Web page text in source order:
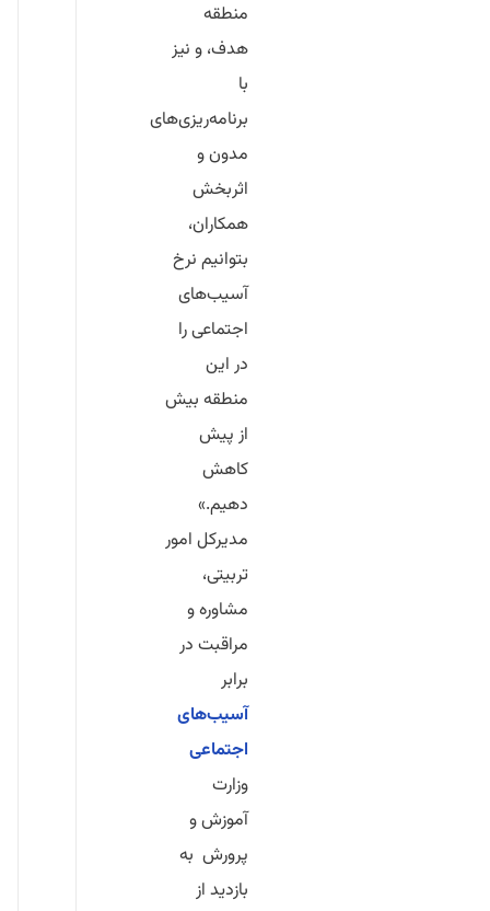
منطقه
هدف، و نیز
با
برنامه‌ریزی‌های
مدون و
اثربخش
همکاران،
بتوانیم نرخ
آسیب‌های
اجتماعی را
در این
منطقه بیش
از پیش
کاهش
دهیم.»
مدیرکل امور
تربیتی،
مشاوره و
مراقبت در
برابر
آسیب‌های
اجتماعی
وزارت
آموزش و
پرورش به
بازدید از